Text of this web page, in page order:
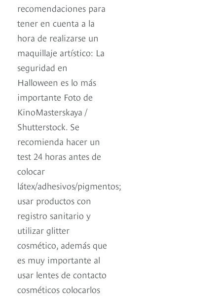
recomendaciones para
tener en cuenta a la
hora de realizarse un
maquillaje artístico: La
seguridad en
Halloween es lo más
importante Foto de
KinoMasterskaya /
Shutterstock. Se
recomienda hacer un
test 24 horas antes de
colocar
látex/adhesivos/pigmentos;
usar productos con
registro sanitario y
utilizar glitter
cosmético, además que
es muy importante al
usar lentes de contacto
cosméticos colocarlos